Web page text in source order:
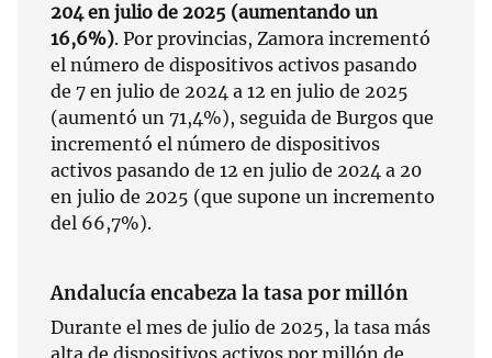
204 en julio de 2025 (aumentando un
16,6%). Por provincias, Zamora incrementó
el número de dispositivos activos pasando
de 7 en julio de 2024 a 12 en julio de 2025
(aumentó un 71,4%), seguida de Burgos que
incrementó el número de dispositivos
activos pasando de 12 en julio de 2024 a 20
en julio de 2025 (que supone un incremento
del 66,7%).
Andalucía encabeza la tasa por millón
Durante el mes de julio de 2025, la tasa más